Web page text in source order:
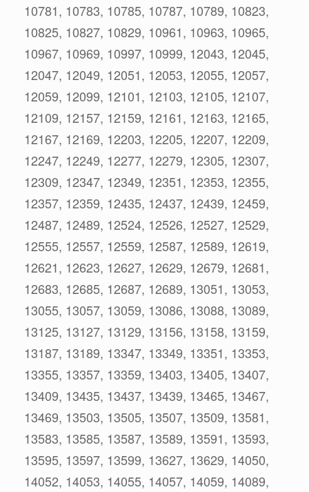
10781, 10783, 10785, 10787, 10789, 10823,
10825, 10827, 10829, 10961, 10963, 10965,
10967, 10969, 10997, 10999, 12043, 12045,
12047, 12049, 12051, 12053, 12055, 12057,
12059, 12099, 12101, 12103, 12105, 12107,
12109, 12157, 12159, 12161, 12163, 12165,
12167, 12169, 12203, 12205, 12207, 12209,
12247, 12249, 12277, 12279, 12305, 12307,
12309, 12347, 12349, 12351, 12353, 12355,
12357, 12359, 12435, 12437, 12439, 12459,
12487, 12489, 12524, 12526, 12527, 12529,
12555, 12557, 12559, 12587, 12589, 12619,
12621, 12623, 12627, 12629, 12679, 12681,
12683, 12685, 12687, 12689, 13051, 13053,
13055, 13057, 13059, 13086, 13088, 13089,
13125, 13127, 13129, 13156, 13158, 13159,
13187, 13189, 13347, 13349, 13351, 13353,
13355, 13357, 13359, 13403, 13405, 13407,
13409, 13435, 13437, 13439, 13465, 13467,
13469, 13503, 13505, 13507, 13509, 13581,
13583, 13585, 13587, 13589, 13591, 13593,
13595, 13597, 13599, 13627, 13629, 14050,
14052, 14053, 14055, 14057, 14059, 14089,